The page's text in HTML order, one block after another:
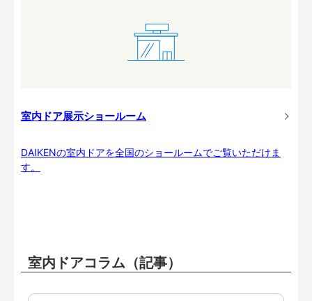
室内ドア展示ショールーム
DAIKENの室内ドアを全国のショールームでご覧いただけま
す。
室内ドアコラム（記事）